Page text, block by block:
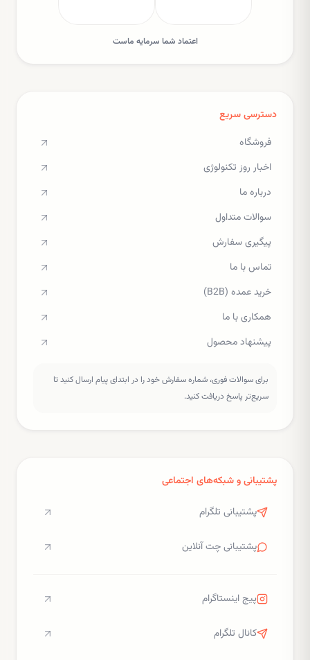
اعتماد شما سرمایه ماست
دسترسی سریع
فروشگاه
اخبار روز تکنولوژی
درباره ما
سوالات متداول
پیگیری سفارش
تماس با ما
خرید عمده (B2B)
همکاری با ما
پیشنهاد محصول
برای سوالات فوری، شماره سفارش خود را در ابتدای پیام ارسال کنید تا
سریع‌تر پاسخ دریافت کنید.
پشتیبانی و شبکه‌های اجتماعی
پشتیبانی تلگرام
پشتیبانی چت آنلاین
پیج اینستاگرام
کانال تلگرام